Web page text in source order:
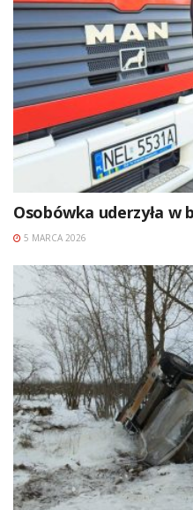
Osobówka uderzyła w
5 MARCA 2026